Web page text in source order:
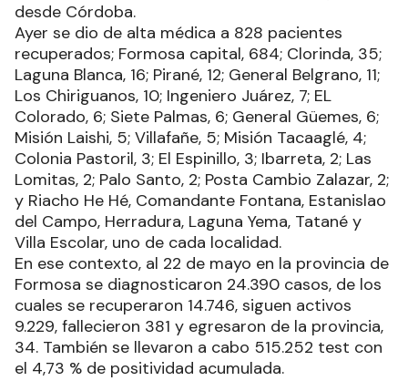
desde Córdoba.
Ayer se dio de alta médica a 828 pacientes
recuperados; Formosa capital, 684; Clorinda, 35;
Laguna Blanca, 16; Pirané, 12; General Belgrano, 11;
Los Chiriguanos, 10; Ingeniero Juárez, 7; EL
Colorado, 6; Siete Palmas, 6; General Güemes, 6;
Misión Laishi, 5; Villafañe, 5; Misión Tacaaglé, 4;
Colonia Pastoril, 3; El Espinillo, 3; Ibarreta, 2; Las
Lomitas, 2; Palo Santo, 2; Posta Cambio Zalazar, 2;
y Riacho He Hé, Comandante Fontana, Estanislao
del Campo, Herradura, Laguna Yema, Tatané y
Villa Escolar, uno de cada localidad.
En ese contexto, al 22 de mayo en la provincia de
Formosa se diagnosticaron 24.390 casos, de los
cuales se recuperaron 14.746, siguen activos
9.229, fallecieron 381 y egresaron de la provincia,
34. También se llevaron a cabo 515.252 test con
el 4,73 % de positividad acumulada.